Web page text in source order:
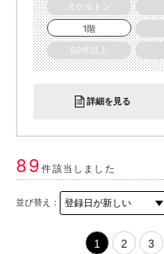
スケルトン
1階
50坪以上
詳細を見る
89件該当しました
並び替え：
1 2 3